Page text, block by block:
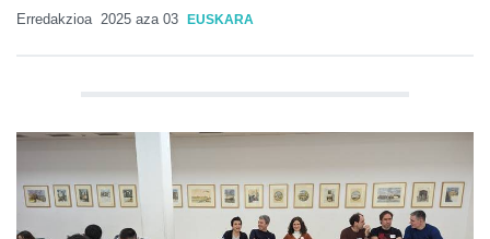
Erredakzioa 2025 aza 03 EUSKARA